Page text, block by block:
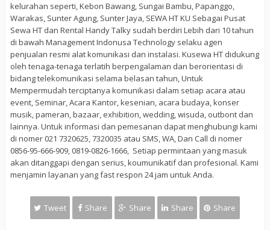
kelurahan seperti, Kebon Bawang, Sungai Bambu, Papanggo,
Warakas, Sunter Agung, Sunter Jaya, SEWA HT KU Sebagai Pusat
Sewa HT dan Rental Handy Talky sudah berdiri Lebih dari 10 tahun
di bawah Management Indonusa Technology selaku agen
penjualan resmi alat komunikasi dan instalasi. Kusewa HT didukung
oleh tenaga-tenaga terlatih berpengalaman dan berorientasi di
bidang telekomunikasi selama belasan tahun, Untuk
Mempermudah terciptanya komunikasi dalam setiap acara atau
event, Seminar, Acara Kantor, kesenian, acara budaya, konser
musik, pameran, bazaar, exhibition, wedding, wisuda, outbont dan
lainnya. Untuk informasi dan pemesanan dapat menghubungi kami
di nomer 021 7320625, 7320035 atau SMS, WA, Dan Call di nomer
0856-95-666-909, 0819-0826-1666, Setiap permintaan yang masuk
akan ditanggapi dengan serius, koumunikatif dan profesional. Kami
menjamin layanan yang fast respon 24 jam untuk Anda.
Tweet Share Share Share Share